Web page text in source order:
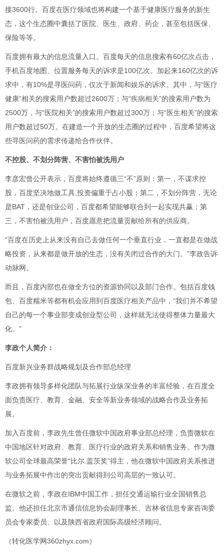
接3600行。百度在医疗领域也将构建一个基于健康医疗服务的新生
态，这个生态圈中囊括了医院、医生、政府、药企，甚至包括医保、
保险等等。
百度拥有最大的信息流量入口。百度每天的信息搜索有60亿次点击，
手机百度地图、位置服务每天的诉求是100亿次。加起来160亿次的诉
求中，有10%是寻医问药，仅次于新闻和娱乐的诉求。其中，与“医疗
健康”相关的搜索用户数超过2600万；与“疾病相关”的搜索用户数为
2500万，与“医院相关”的搜索用户数超过300万；与“医生相关”的搜索
用户数超过50万。在建造一个开放的生态圈的过程中，百度希望将这
些寻医问药的需求传递给合作伙伴。
不控股、不划分阵营、不害怕被洗用户
李彦宏曾公开表示，百度将始终遵循三“不”原则：第一，不谋求控
股，百度坚决地做工具,投资偏重于占小股；第二，不划分阵营，无论
是BAT，还是创业公司，百度都希望能够联合到一起实现共赢；第
三，不害怕被洗用户，百度愿意把流量贡献给所有的供应商。
“百度在历史上从来没有自己去做任何一个垂直行业，一直都是在做战
略投资，从来都是做开放的生态，没有关闭过合作的大门。”李政告诉
动脉网。
而且，百度内部也在做全方位的资源协同以及部门合作。包括百度钱
包、百度糯米等都有机会应用到百度医疗相关产品中，“我们并不希望
自己的每一个事业部变成创业型公司，这样就无法使得整体力量最大
化。”
李政个人简介：
百度新兴业务群战略规划及合作部总经理
李政拥有领导多样化团队与拓展行业纵深业务的丰富经验，在百度全
面负责医疗、教育、金融、安全等新业务领域的战略合作及业务拓
展。
加入百度前，李政先生曾任微软中国政府事业部总经理，负责微软在
中国地区针对政府、教育、医疗行业的政府关系和销售业务。作为微
软公司全球最高荣誉“比尔.盖茨奖”得主，他在微软中国政府关系推进
与业务拓展中作出的突出贡献得到公司高层的一致认可。
在微软之前，李政在IBM中国工作，担任交通运输行业全国销售总
监。他还担任北京市通信信息协会副理事长、吉林省信息专家咨询委
员会专家委员、以及陕西省政府国际高级经济顾问。
（转化医学网360zhyx.com）